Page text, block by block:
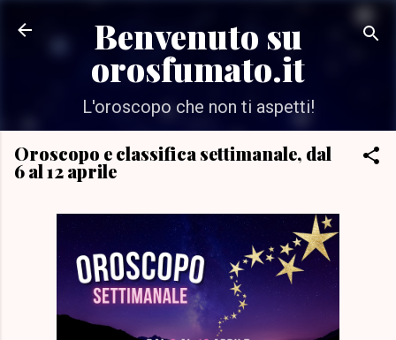
Passa ai contenuti principali
Benvenuto su
orosfumato.it
L'oroscopo che non ti aspetti!
Oroscopo e classifica settimanale, dal
6 al 12 aprile